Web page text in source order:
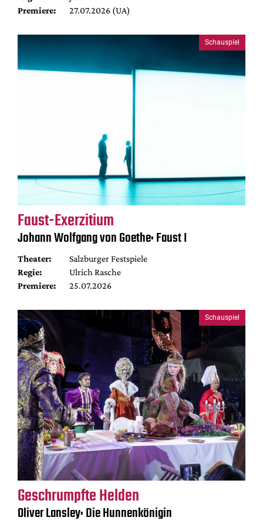
Premiere:
27.07.2026 (UA)
Schauspiel
Faust-Exerzitium
Johann Wolfgang von Goethe: Faust I
Theater:
Salzburger Festspiele
Regie:
Ulrich Rasche
Premiere:
25.07.2026
Schauspiel
Geschrumpfte Helden
Oliver Lansley: Die Hunnenkönigin